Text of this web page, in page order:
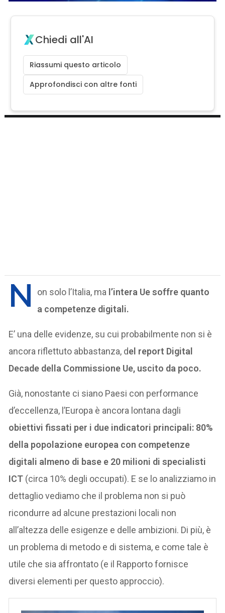
Chiedi all'AI
Riassumi questo articolo
Approfondisci con altre fonti
N on solo l’Italia, ma l’intera Ue soffre quanto
a competenze digitali.
E’ una delle evidenze, su cui probabilmente non si è
ancora riflettuto abbastanza, del report Digital
Decade della Commissione Ue, uscito da poco.
Già, nonostante ci siano Paesi con performance
d’eccellenza, l’Europa è ancora lontana dagli
obiettivi fissati per i due indicatori principali: 80%
della popolazione europea con competenze
digitali almeno di base e 20 milioni di specialisti
ICT (circa 10% degli occupati). E se lo analizziamo in
dettaglio vediamo che il problema non si può
ricondurre ad alcune prestazioni locali non
all’altezza delle esigenze e delle ambizioni. Di più, è
un problema di metodo e di sistema, e come tale è
utile che sia affrontato (e il Rapporto fornisce
diversi elementi per questo approccio).